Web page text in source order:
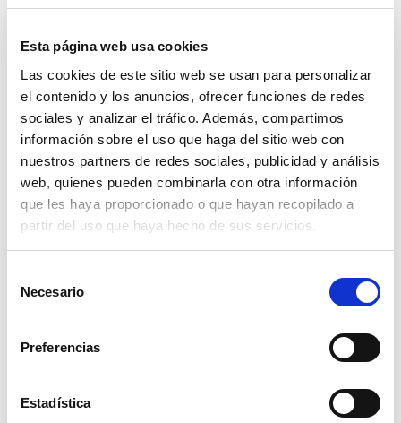
Esta página web usa cookies
Las cookies de este sitio web se usan para personalizar
el contenido y los anuncios, ofrecer funciones de redes
sociales y analizar el tráfico. Además, compartimos
información sobre el uso que haga del sitio web con
nuestros partners de redes sociales, publicidad y análisis
web, quienes pueden combinarla con otra información
que les haya proporcionado o que hayan recopilado a
partir del uso que haya hecho de sus servicios.
Necesario
Preferencias
Estadística
gancho giratorio seguro 5000
121,34€ comprar